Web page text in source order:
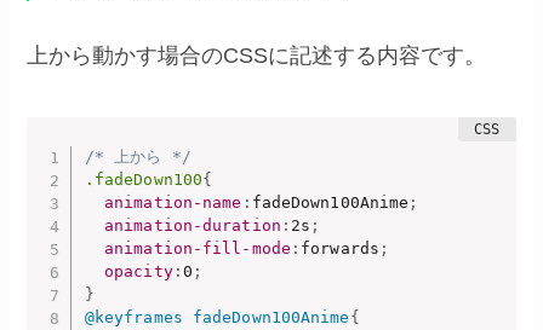
上から動かす場合のCSSに記述する内容です。
/* 上から */
.fadeDown100{
animation-name : fadeDown100Anime ;
animation-duration : 2s ;
animation-fill-mode : forwards ;
opacity: 0 ;
}
@keyframes fadeDown100Anime {